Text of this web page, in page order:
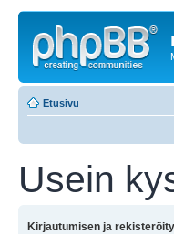
Etusivu
Usein
Kirjautumisen ja